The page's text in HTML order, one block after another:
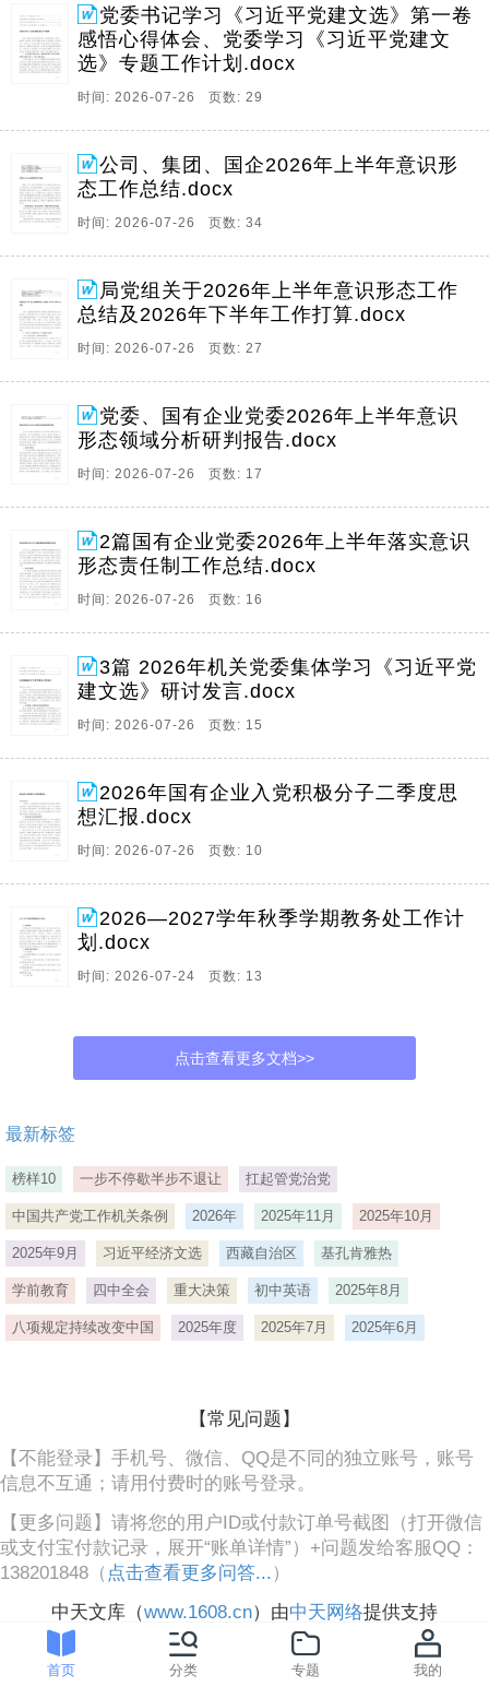
党委书记学习《习近平党建文选》第一卷
感悟心得体会、党委学习《习近平党建文
选》专题工作计划.docx
时间: 2026-07-26 页数: 29
公司、集团、国企2026年上半年意识形
态工作总结.docx
时间: 2026-07-26 页数: 34
局党组关于2026年上半年意识形态工作
总结及2026年下半年工作打算.docx
时间: 2026-07-26 页数: 27
党委、国有企业党委2026年上半年意识
形态领域分析研判报告.docx
时间: 2026-07-26 页数: 17
2篇国有企业党委2026年上半年落实意识
形态责任制工作总结.docx
时间: 2026-07-26 页数: 16
3篇 2026年机关党委集体学习《习近平党
建文选》研讨发言.docx
时间: 2026-07-26 页数: 15
2026年国有企业入党积极分子二季度思
想汇报.docx
时间: 2026-07-26 页数: 10
2026—2027学年秋季学期教务处工作计
划.docx
时间: 2026-07-24 页数: 13
点击查看更多文档>>
最新标签
榜样10 一步不停歇半步不退让 扛起管党治党
中国共产党工作机关条例 2026年 2025年11月 2025年10月
2025年9月 习近平经济文选 西藏自治区 基孔肯雅热
学前教育 四中全会 重大决策 初中英语 2025年8月
八项规定持续改变中国 2025年度 2025年7月 2025年6月
【常见问题】
【不能登录】手机号、微信、QQ是不同的独立账号，账号
信息不互通；请用付费时的账号登录。
【更多问题】请将您的用户ID或付款订单号截图（打开微信
或支付宝付款记录，展开“账单详情”）+问题发给客服QQ：
138201848（ 点击查看更多问答... ）
中天文库（www.1608.cn）由中天网络提供支持
首页 分类 专题 我的